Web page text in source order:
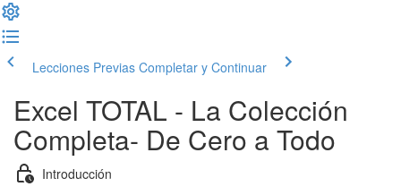
Lecciones Previas Completar y Continuar
Excel TOTAL - La Colección
Completa- De Cero a Todo
Introducción